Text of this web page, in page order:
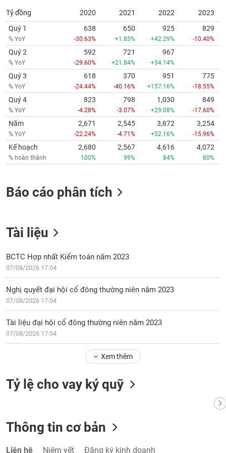
Tỷ đồng 2020 2021 2022
2023
Quý 1
% YoY
638
-30.63%
650
+1.85%
925
+42.29%
829
-10.40%
Quý 2
% YoY
592
-29.60%
721
+21.84%
967
+34.14%
Quý 3
% YoY
618
-24.44%
370
-40.16%
951
+157.16%
775
-18.55%
Quý 4
% YoY
823
-4.28%
798
-3.07%
1,030
+29.08%
849
-17.60%
Năm
% YoY
2,671
-22.24%
2,545
-4.71%
3,872
+52.16%
3,254
-15.96%
Kế hoạch
% hoàn thành
2,680
100%
2,567
99%
4,616
84%
4,072
80%
Báo cáo phân tích
Tài liệu
BCTC Hợp nhất Kiểm toán năm 2023
07/08/2026 17:04
Nghị quyết đại hội cổ đông thường niên năm 2023
07/08/2026 17:04
Tài liệu đại hội cổ đông thường niên năm 2023
07/08/2026 17:04
Xem thêm
Tỷ lệ cho vay ký quỹ
Thông tin cơ bản
Liên hệ Niêm yết Đăng ký kinh doanh